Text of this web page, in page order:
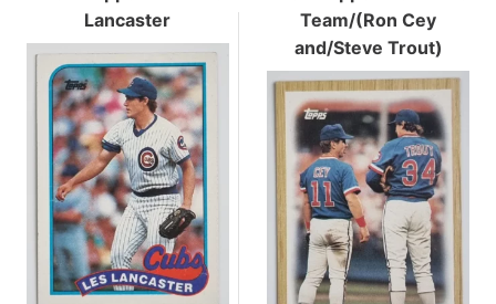
Lancaster
Team/(Ron Cey
and/Steve Trout)